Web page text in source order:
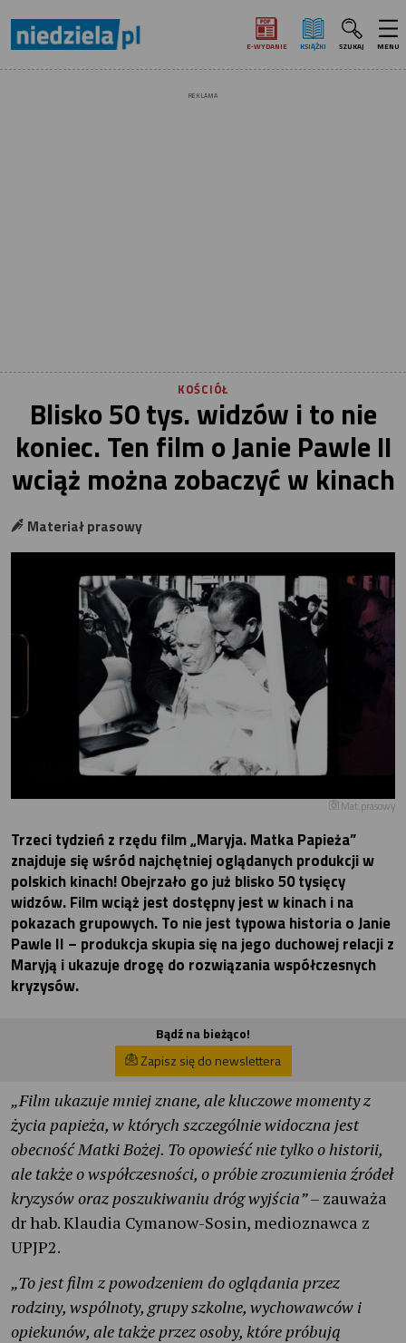
E‑WYDANIE KSIĄŻKI SZUKAJ MENU
REKLAMA
KOŚCIÓŁ
Blisko 50 tys. widzów i to nie
koniec. Ten film o Janie Pawle II
wciąż można zobaczyć w kinach
Materiał prasowy
Mat.prasowy
Trzeci tydzień z rzędu film „Maryja. Matka Papieża”
znajduje się wśród najchętniej oglądanych produkcji w
polskich kinach! Obejrzało go już blisko 50 tysięcy
widzów. Film wciąż jest dostępny jest w kinach i na
pokazach grupowych. To nie jest typowa historia o Janie
Pawle II – produkcja skupia się na jego duchowej relacji z
Maryją i ukazuje drogę do rozwiązania współczesnych
kryzysów.
Bądź na bieżąco!
Zapisz się do newslettera
„Film ukazuje mniej znane, ale kluczowe momenty z
życia papieża, w których szczególnie widoczna jest
obecność Matki Bożej. To opowieść nie tylko o historii,
ale także o współczesności, o próbie zrozumienia źródeł
kryzysów oraz poszukiwaniu dróg wyjścia”– zauważa
dr hab. Klaudia Cymanow-Sosin, medioznawca z
UPJP2.
„To jest film z powodzeniem do oglądania przez
rodziny, wspólnoty, grupy szkolne, wychowawców i
opiekunów, ale także przez osoby, które próbują